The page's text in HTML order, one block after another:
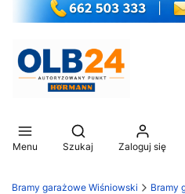
Menu
Otwórz wyszukiwarkę
Szukaj Zaloguj się
Bramy garażowe Wiśniowski